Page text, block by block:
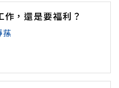
作，還是要福利？
蓀